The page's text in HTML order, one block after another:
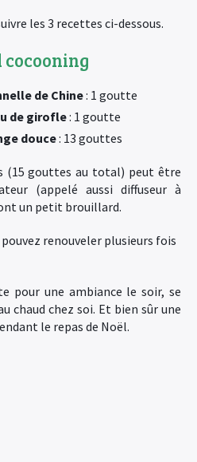
les 3 recettes ci-dessous.
cocooning
de Chine: 1 goutte
de girofle: 1 goutte
douce: 13 gouttes
(15 gouttes au total) peut être
(appelé aussi diffuseur à
un petit brouillard.
renouveler plusieurs fois
pour une ambiance le soir, se
chaud chez soi. Et bien sûr une
le repas de Noël.